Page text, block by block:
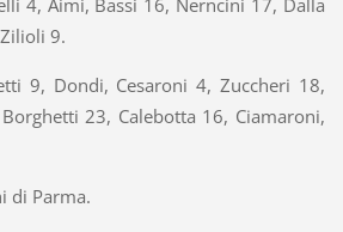
4, Aimi, Bassi 16, Nerncini 17, Dalla
9.
9, Dondi, Cesaroni 4, Zuccheri 18,
23, Calebotta 16, Ciamaroni,
di Parma.